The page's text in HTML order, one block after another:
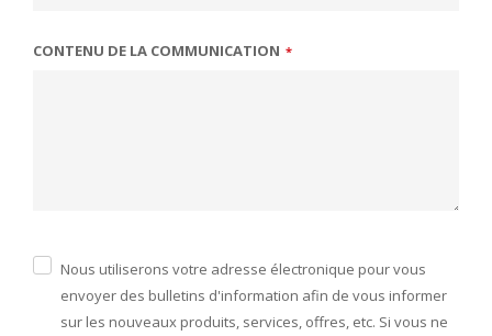
CONTENU DE LA COMMUNICATION *
Nous utiliserons votre adresse électronique pour vous
envoyer des bulletins d'information afin de vous informer
sur les nouveaux produits, services, offres, etc. Si vous ne